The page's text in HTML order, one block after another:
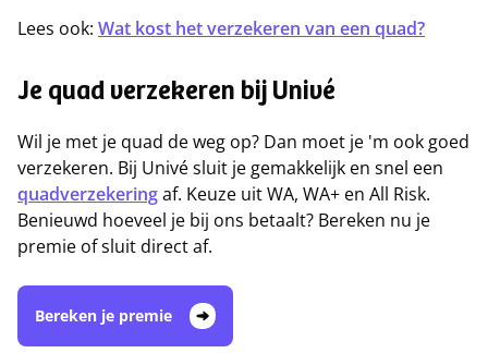
Lees ook: Wat kost het verzekeren van een quad?
Je quad verzekeren bij Univé
Wil je met je quad de weg op? Dan moet je 'm ook goed
verzekeren. Bij Univé sluit je gemakkelijk en snel een
quadverzekeringaf. Keuze uit WA, WA+ en All Risk.
Benieuwd hoeveel je bij ons betaalt? Bereken nu je
premie of sluit direct af.
Bereken je premie